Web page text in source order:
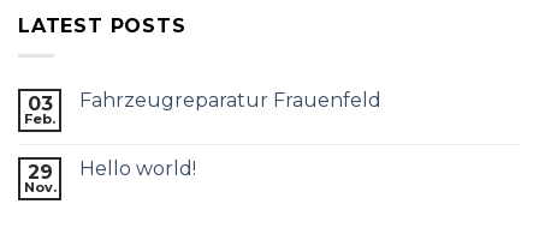
LATEST POSTS
03
Feb.
Fahrzeugreparatur Frauenfeld
29
Nov.
Hello world!